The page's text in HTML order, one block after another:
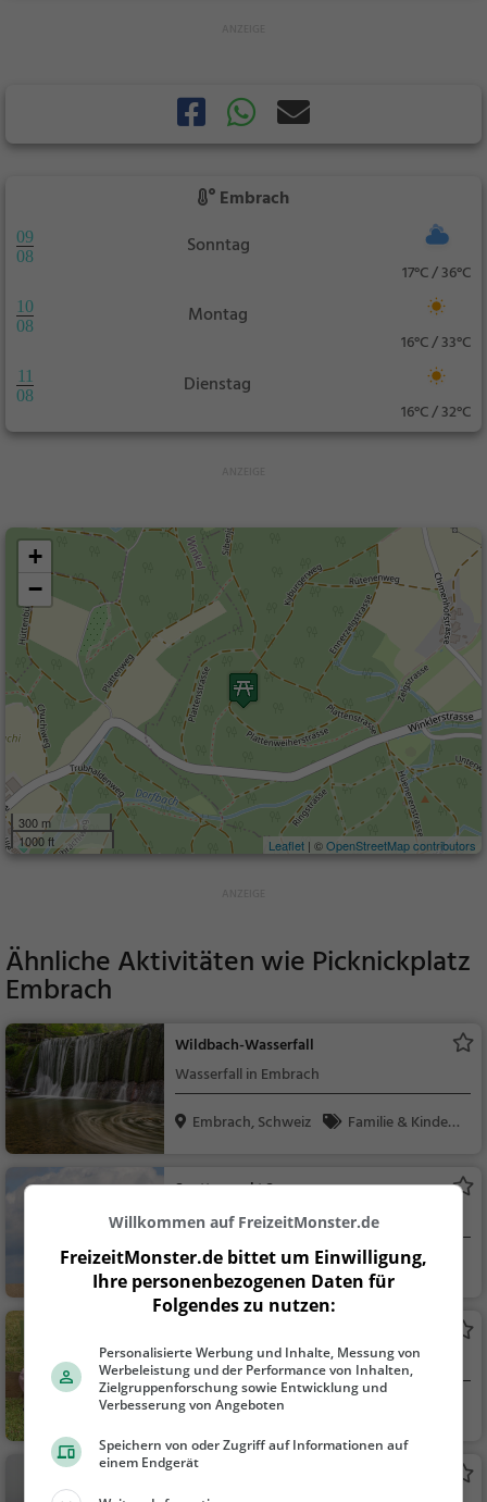
Embrach
09
08
Sonntag
17°C / 36°C
10
08
Montag
16°C / 33°C
11
08
Dienstag
16°C / 32°C
+
−
300 m
1000 ft
Leaflet | ©OpenStreetMap contributors
Ähnliche Aktivitäten wie Picknickplatz
Embrach
Wildbach-Wasserfall
Wasserfall in Embrach
Embrach, Schweiz
Familie & Kinder,
Spotterpunkt 2
Aussichtspunkt in Oberglatt ZH
Oberglatt ZH, Sch
wei...
Aussichtspunkt, F
amilie & Kinder, Natu
r
Mutterkühen" in Freienstein bei Bülach
(ZH) / 01.03.2026 bis 31.10.2027
Möchtest du spielerisch mehr über
Mutterkühe erfahren? Begleite Lea und Ben
auf dem Erlebnisweg!
Freienstein, Schwe
Willkommen auf FreizeitMonster.de
FreizeitMonster.de bittet um Einwilligung,
Ihre personenbezogenen Daten für
Folgendes zu nutzen:
Personalisierte Werbung und Inhalte, Messung von
Werbeleistung und der Performance von Inhalten,
Zielgruppenforschung sowie Entwicklung und
Verbesserung von Angeboten
Speichern von oder Zugriff auf Informationen auf
einem Endgerät